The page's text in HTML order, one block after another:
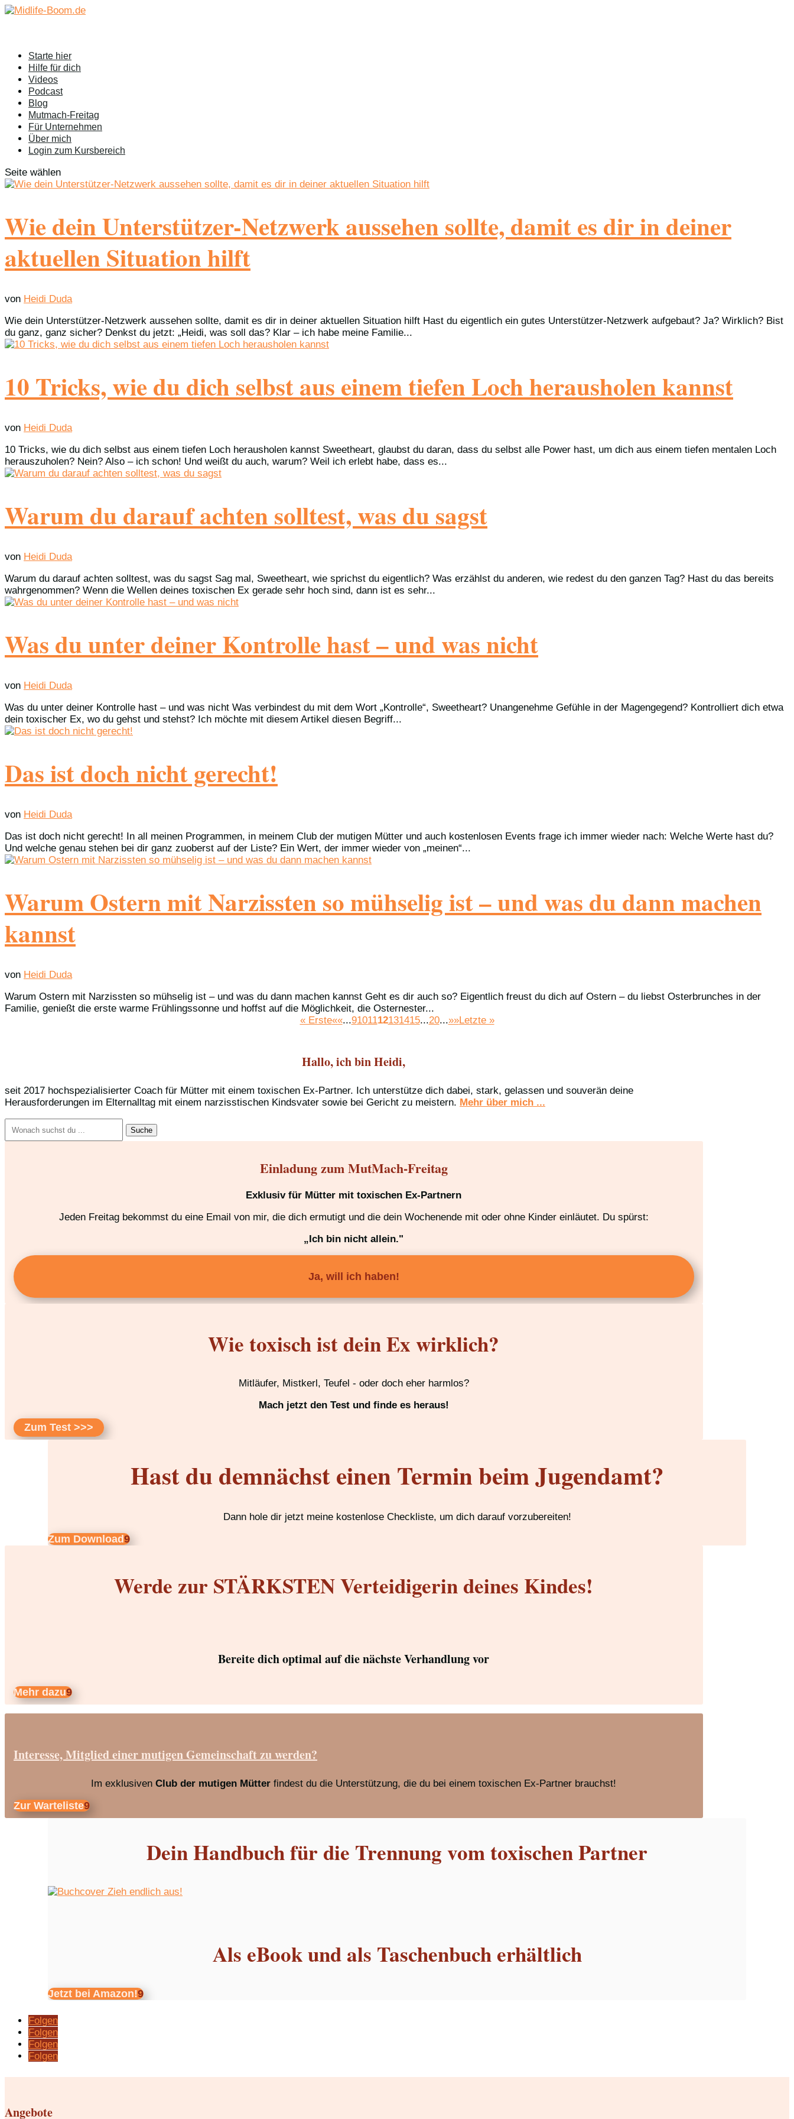
Starte hier
Hilfe für dich
Videos
Podcast
Blog
Mutmach-Freitag
Für Unternehmen
Über mich
Login zum Kursbereich
Seite wählen
Wie dein Unterstützer-Netzwerk aussehen sollte, damit es dir in deiner
aktuellen Situation hilft
von Heidi Duda
Wie dein Unterstützer-Netzwerk aussehen sollte, damit es dir in deiner aktuellen Situation hilft Hast du eigentlich ein gutes Unterstützer-Netzwerk aufgebaut? Ja? Wirklich? Bist
du ganz, ganz sicher? Denkst du jetzt: „Heidi, was soll das? Klar – ich habe meine Familie...
10 Tricks, wie du dich selbst aus einem tiefen Loch herausholen kannst
von Heidi Duda
10 Tricks, wie du dich selbst aus einem tiefen Loch herausholen kannst Sweetheart, glaubst du daran, dass du selbst alle Power hast, um dich aus einem tiefen mentalen Loch
herauszuholen? Nein? Also – ich schon! Und weißt du auch, warum? Weil ich erlebt habe, dass es...
Warum du darauf achten solltest, was du sagst
von Heidi Duda
Warum du darauf achten solltest, was du sagst Sag mal, Sweetheart, wie sprichst du eigentlich? Was erzählst du anderen, wie redest du den ganzen Tag? Hast du das bereits
wahrgenommen? Wenn die Wellen deines toxischen Ex gerade sehr hoch sind, dann ist es sehr...
Was du unter deiner Kontrolle hast – und was nicht
von Heidi Duda
Was du unter deiner Kontrolle hast – und was nicht Was verbindest du mit dem Wort „Kontrolle“, Sweetheart? Unangenehme Gefühle in der Magengegend? Kontrolliert dich etwa
dein toxischer Ex, wo du gehst und stehst? Ich möchte mit diesem Artikel diesen Begriff...
Das ist doch nicht gerecht!
von Heidi Duda
Das ist doch nicht gerecht! In all meinen Programmen, in meinem Club der mutigen Mütter und auch kostenlosen Events frage ich immer wieder nach: Welche Werte hast du?
Und welche genau stehen bei dir ganz zuoberst auf der Liste? Ein Wert, der immer wieder von „meinen“...
Warum Ostern mit Narzissten so mühselig ist – und was du dann machen
kannst
von Heidi Duda
Warum Ostern mit Narzissten so mühselig ist – und was du dann machen kannst Geht es dir auch so? Eigentlich freust du dich auf Ostern – du liebst Osterbrunches in der
Familie, genießt die erste warme Frühlingssonne und hoffst auf die Möglichkeit, die Osternester...
« Erste««...9101112131415...20...»»Letzte »
Hallo, ich bin Heidi,
seit 2017 hochspezialisierter Coach für Mütter mit einem toxischen Ex-Partner. Ich unterstütze dich dabei, stark, gelassen und souverän deine
Herausforderungen im Elternalltag mit einem narzisstischen Kindsvater sowie bei Gericht zu meistern. Mehr über mich ...
nach:
Einladung zum MutMach-Freitag
Exklusiv für Mütter mit toxischen Ex-Partnern
Jeden Freitag bekommst du eine Email von mir, die dich ermutigt und die dein Wochenende mit oder ohne Kinder einläutet. Du spürst:
„Ich bin nicht allein."
Ja, will ich haben!
Wie toxisch ist dein Ex wirklich?
Mitläufer, Mistkerl, Teufel - oder doch eher harmlos?
Mach jetzt den Test und finde es heraus!
Zum Test >>>
Hast du demnächst einen Termin beim Jugendamt?
Dann hole dir jetzt meine kostenlose Checkliste, um dich darauf vorzubereiten!
Zum Download
Werde zur STÄRKSTEN Verteidigerin deines Kindes!
Bereite dich optimal auf die nächste Verhandlung vor
Mehr dazu
Interesse, Mitglied einer mutigen Gemeinschaft zu werden?
Im exklusivenClub der mutigen Mütter findest du die Unterstützung, die du bei einem toxischen Ex-Partner brauchst!
Zur Warteliste
Dein Handbuch für die Trennung vom toxischen Partner
Als eBook und als Taschenbuch erhältlich
Jetzt bei Amazon!
Folgen
Folgen
Folgen
Folgen
Angebote